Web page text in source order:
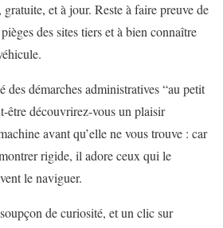
et à jour. Reste à faire preuve de
des sites tiers et à bien connaître
des démarches administratives “au petit
être découvrirez-vous un plaisir
avant qu’elle ne vous trouve : car
rigide, il adore ceux qui le
le naviguer.
de curiosité, et un clic sur